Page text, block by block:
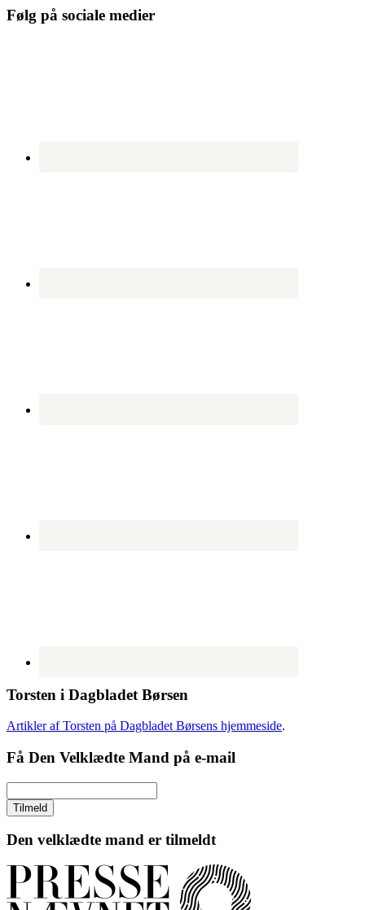
Følg på sociale medier
Torsten i Dagbladet Børsen
Artikler af Torsten på Dagbladet Børsens hjemmeside.
Få Den Velklædte Mand på e-mail
Den velklædte mand er tilmeldt